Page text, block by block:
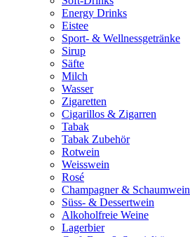
Energy Drinks
Eistee
Sport- & Wellnessgetränke
Sirup
Säfte
Milch
Wasser
Zigaretten
Cigarillos & Zigarren
Tabak
Tabak Zubehör
Rotwein
Weisswein
Rosé
Champagner & Schaumwein
Süss- & Dessertwein
Alkoholfreie Weine
Lagerbier